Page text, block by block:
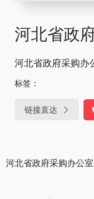
河北省政
河北省政府采购办
标签：
链接直达
河北省政府采购办公